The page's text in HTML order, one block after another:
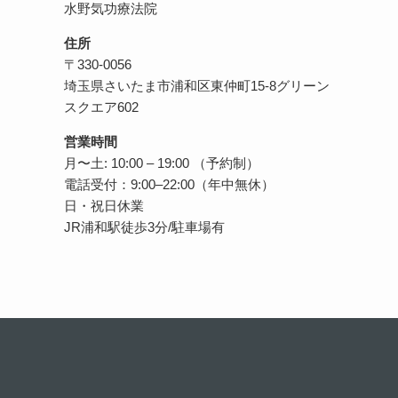
水野気功療法院
住所
〒330-0056
埼玉県さいたま市浦和区東仲町15-8グリーン
スクエア602
営業時間
月〜土: 10:00 – 19:00 （予約制）
電話受付：9:00–22:00（年中無休）
日・祝日休業
JR浦和駅徒歩3分/駐車場有